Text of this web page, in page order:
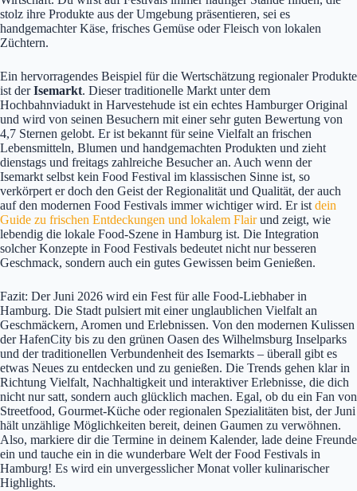
stolz ihre Produkte aus der Umgebung präsentieren, sei es
handgemachter Käse, frisches Gemüse oder Fleisch von lokalen
Züchtern.
Ein hervorragendes Beispiel für die Wertschätzung regionaler Produkte
ist derIsemarkt. Dieser traditionelle Markt unter dem
Hochbahnviadukt in Harvestehude ist ein echtes Hamburger Original
und wird von seinen Besuchern mit einer sehr guten Bewertung von
4,7 Sternen gelobt. Er ist bekannt für seine Vielfalt an frischen
Lebensmitteln, Blumen und handgemachten Produkten und zieht
dienstags und freitags zahlreiche Besucher an. Auch wenn der
Isemarkt selbst kein Food Festival im klassischen Sinne ist, so
verkörpert er doch den Geist der Regionalität und Qualität, der auch
auf den modernen Food Festivals immer wichtiger wird. Er istdein
Guide zu frischen Entdeckungen und lokalem Flairund zeigt, wie
lebendig die lokale Food-Szene in Hamburg ist. Die Integration
solcher Konzepte in Food Festivals bedeutet nicht nur besseren
Geschmack, sondern auch ein gutes Gewissen beim Genießen.
Fazit: Der Juni 2026 wird ein Fest für alle Food-Liebhaber in
Hamburg. Die Stadt pulsiert mit einer unglaublichen Vielfalt an
Geschmäckern, Aromen und Erlebnissen. Von den modernen Kulissen
der HafenCity bis zu den grünen Oasen des Wilhelmsburg Inselparks
und der traditionellen Verbundenheit des Isemarkts – überall gibt es
etwas Neues zu entdecken und zu genießen. Die Trends gehen klar in
Richtung Vielfalt, Nachhaltigkeit und interaktiver Erlebnisse, die dich
nicht nur satt, sondern auch glücklich machen. Egal, ob du ein Fan von
Streetfood, Gourmet-Küche oder regionalen Spezialitäten bist, der Juni
hält unzählige Möglichkeiten bereit, deinen Gaumen zu verwöhnen.
Also, markiere dir die Termine in deinem Kalender, lade deine Freunde
ein und tauche ein in die wunderbare Welt der Food Festivals in
Hamburg! Es wird ein unvergesslicher Monat voller kulinarischer
Highlights.